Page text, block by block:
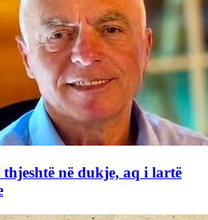
në dukje, aq i lartë